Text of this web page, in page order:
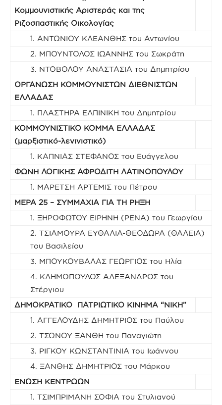
Κομμουνιστικής Αριστεράς και της
Ριζοσπαστικής Οικολογίας
1. ΑΝΤΩΝΙΟΥ ΚΛΕΑΝΘΗΣ του Αντωνίου
2. ΜΠΟΥΝΤΟΛΟΣ ΙΩΑΝΝΗΣ του Σωκράτη
3. ΝΤΟΒΟΛΟΥ ΑΝΑΣΤΑΣΙΑ του Δημητρίου
ΟΡΓΑΝΩΣΗ ΚΟΜΜΟΥΝΙΣΤΩΝ ΔΙΕΘΝΙΣΤΩΝ
ΕΛΛΑΔΑΣ
1. ΠΛΑΣΤΗΡΑ ΕΛΠΙΝΙΚΗ του Δημητρίου
ΚΟΜΜΟΥΝΙΣΤΙΚΟ ΚΟΜΜΑ ΕΛΛΑΔΑΣ
(μαρξιστικό-λενινιστικό)
1. ΚΑΠΝΙΑΣ ΣΤΕΦΑΝΟΣ του Ευάγγελου
ΦΩΝΗ ΛΟΓΙΚΗΣ ΑΦΡΟΔΙΤΗ ΛΑΤΙΝΟΠΟΥΛΟΥ
1. ΜΑΡΕΤΣΗ ΑΡΤΕΜΙΣ του Πέτρου
ΜΕΡΑ 25 – ΣΥΜΜΑΧΙΑ ΓΙΑ ΤΗ ΡΗΞΗ
1. ΞΗΡΟΦΩΤΟΥ ΕΙΡΗΝΗ (ΡΕΝΑ) του Γεωργίου
2. ΤΣΙΑΜΟΥΡΑ ΕΥΘΑΛΙΑ-ΘΕΟΔΩΡΑ (ΘΑΛΕΙΑ)
του Βασιλείου
3. ΜΠΟΥΚΟΥΒΑΛΑΣ ΓΕΩΡΓΙΟΣ του Ηλία
4. ΚΛΗΜΟΠΟΥΛΟΣ ΑΛΕΞΑΝΔΡΟΣ του
Στέργιου
ΔΗΜΟΚΡΑΤΙΚΟ ΠΑΤΡΙΩΤΙΚΟ ΚΙΝΗΜΑ “ΝΙΚΗ”
1. ΑΓΓΕΛΟΥΔΗΣ ΔΗΜΗΤΡΙΟΣ του Παύλου
2. ΤΣΩΝΟΥ ΞΑΝΘΗ του Παναγιώτη
3. ΡΙΓΚΟΥ ΚΩΝΣΤΑΝΤΙΝΙΑ του Ιωάννου
4. ΞΑΝΘΗΣ ΔΗΜΗΤΡΙΟΣ του Μάρκου
ΕΝΩΣΗ ΚΕΝΤΡΩΩΝ
1. ΤΣΙΜΠΡΙΜΑΝΗ ΣΟΦΙΑ του Στυλιανού